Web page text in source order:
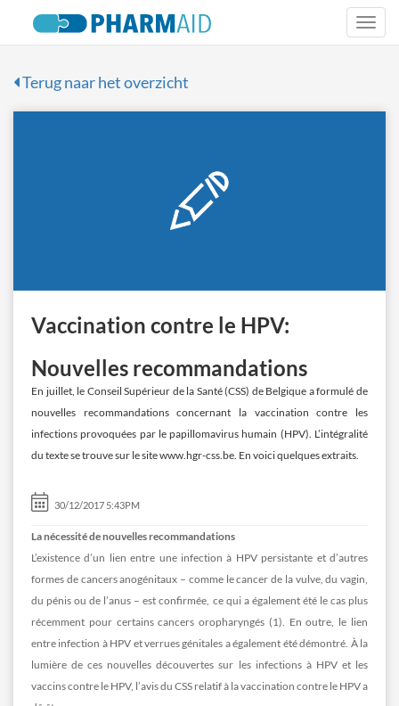
Terug naar het overzicht
Vaccination contre le HPV:
Nouvelles recommandations
En juillet, le Conseil Supérieur de la Santé (CSS) de Belgique a formulé de
nouvelles recommandations concernant la vaccination contre les
infections provoquées par le papillomavirus humain (HPV). L’intégralité
du texte se trouve sur le site www.hgr-css.be. En voici quelques extraits.
30/12/2017 5:43PM
La nécessité de nouvelles recommandations
L’existence d’un lien entre une infection à HPV persistante et d’autres
formes de cancers anogénitaux – comme le cancer de la vulve, du vagin,
du pénis ou de l’anus – est confirmée, ce qui a également été le cas plus
récemment pour certains cancers oropharyngés (1). En outre, le lien
entre infection à HPV et verrues génitales a également été démontré. À la
lumière de ces nouvelles découvertes sur les infections à HPV et les
vaccins contre le HPV, l’avis du CSS relatif à la vaccination contre le HPV a